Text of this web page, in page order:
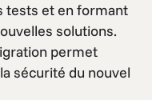
tests et en formant
solutions.
permet
sécurité du nouvel